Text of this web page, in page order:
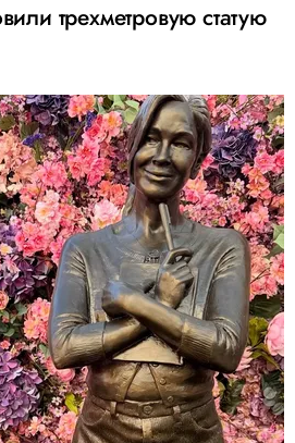
трехметровую статую